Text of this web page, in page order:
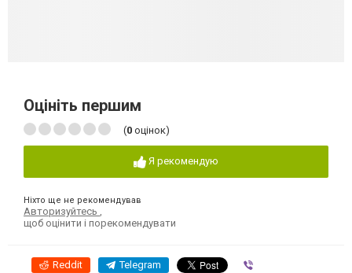
Оцініть першим
(0 оцінок)
Я рекомендую
Ніхто ще не рекомендував
Авторизуйтесь
щоб оцінити і порекомендувати
Reddit Telegram